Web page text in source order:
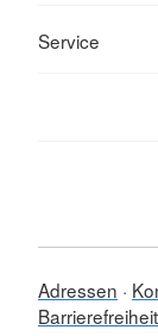
Service
Adressen